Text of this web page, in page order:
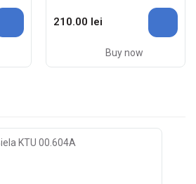
210.00 lei
Buy now
KTU 00.604A